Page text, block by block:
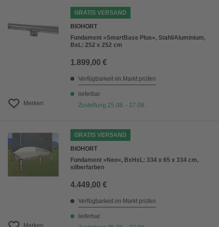
Merken
GRATIS VERSAND
BIOHORT
Fundament »SmartBase Plus«, Stahl/Aluminium,
BxL: 252 x 252 cm
1.899,00 €
Verfügbarkeit im Markt prüfen
lieferbar
Zustellung 25.08. - 27.08.
GRATIS VERSAND
BIOHORT
Fundament »Neo«, BxHxL: 334 x 65 x 334 cm,
silberfarben
4.449,00 €
Verfügbarkeit im Markt prüfen
lieferbar